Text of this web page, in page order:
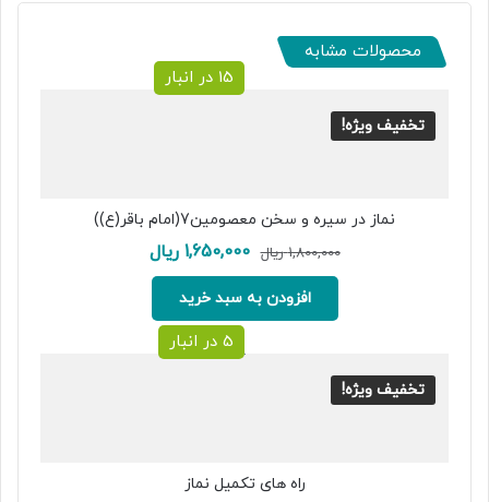
محصولات مشابه
تخفیف ویژه!
15 در انبار
نماز در سیره و سخن معصومین7(امام باقر(ع))
1,800,000 ریال قیمت
اصلی:
1,800,000 ریال
بود.
1,650,000 ریالقیمت
افزودن به سبد خرید
تخفیف ویژه!
5 در انبار
راه های تکمیل نماز